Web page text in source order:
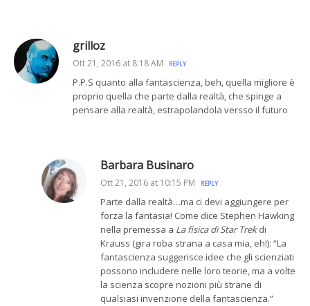
grilloz
Ott 21, 2016 at 8:18 AM REPLY
P.P.S quanto alla fantascienza, beh, quella migliore è
proprio quella che parte dalla realtà, che spinge a
pensare alla realtà, estrapolandola versso il futuro
Barbara Businaro
Ott 21, 2016 at 10:15 PM REPLY
Parte dalla realtà…ma ci devi aggiungere per
forza la fantasia! Come dice Stephen Hawking
nella premessa a La fisica di Star Trekdi
Krauss (gira roba strana a casa mia, eh!): “La
fantascienza suggerisce idee che gli scienziati
possono includere nelle loro teorie, ma a volte
la scienza scopre nozioni più strane di
qualsiasi invenzione della fantascienza.”